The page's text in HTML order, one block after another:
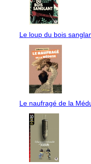
Le loup du bois
Le naufragé de la